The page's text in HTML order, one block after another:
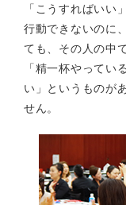
「こうすればいい
行動できないのに
ても、その人の中
「精一杯やってい
い」というものが
せん。